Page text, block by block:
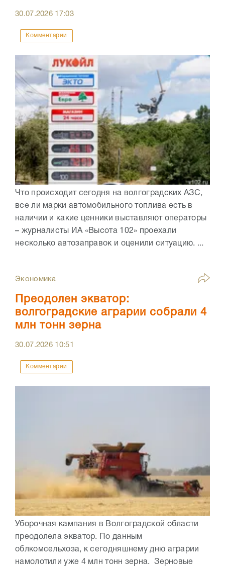
30.07.2026 17:03
Комментарии
Что происходит сегодня на волгоградских АЗС,
все ли марки автомобильного топлива есть в
наличии и какие ценники выставляют операторы
– журналисты ИА «Высота 102» проехали
несколько автозаправок и оценили ситуацию. ...
Экономика
Преодолен экватор:
волгоградские аграрии собрали 4
млн тонн зерна
30.07.2026 10:51
Комментарии
Уборочная кампания в Волгоградской области
преодолела экватор. По данным
облкомсельхоза, к сегодняшнему дню аграрии
намолотили уже 4 млн тонн зерна. Зерновые